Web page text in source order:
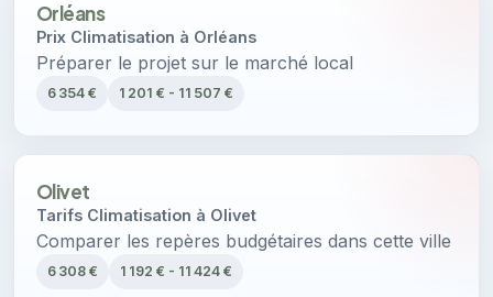
Orléans
Prix Climatisation à Orléans
Préparer le projet sur le marché local
6 354 € 1 201 € - 11 507 €
Olivet
Tarifs Climatisation à Olivet
Comparer les repères budgétaires dans cette ville
6 308 € 1 192 € - 11 424 €